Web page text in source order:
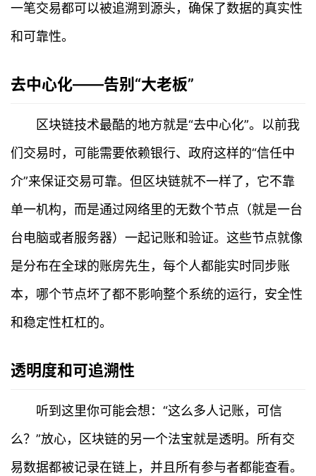
一笔交易都可以被追溯到源头，确保了数据的真实性
和可靠性。
去中心化——告别“大老板”
区块链技术最酷的地方就是“去中心化”。以前我
们交易时，可能需要依赖银行、政府这样的“信任中
介”来保证交易可靠。但区块链就不一样了，它不靠
单一机构，而是通过网络里的无数个节点（就是一台
台电脑或者服务器）一起记账和验证。这些节点就像
是分布在全球的账房先生，每个人都能实时同步账
本，哪个节点坏了都不影响整个系统的运行，安全性
和稳定性杠杠的。
透明度和可追溯性
听到这里你可能会想：“这么多人记账，可信
么？”放心，区块链的另一个法宝就是透明。所有交
易数据都被记录在链上，并且所有参与者都能查看。